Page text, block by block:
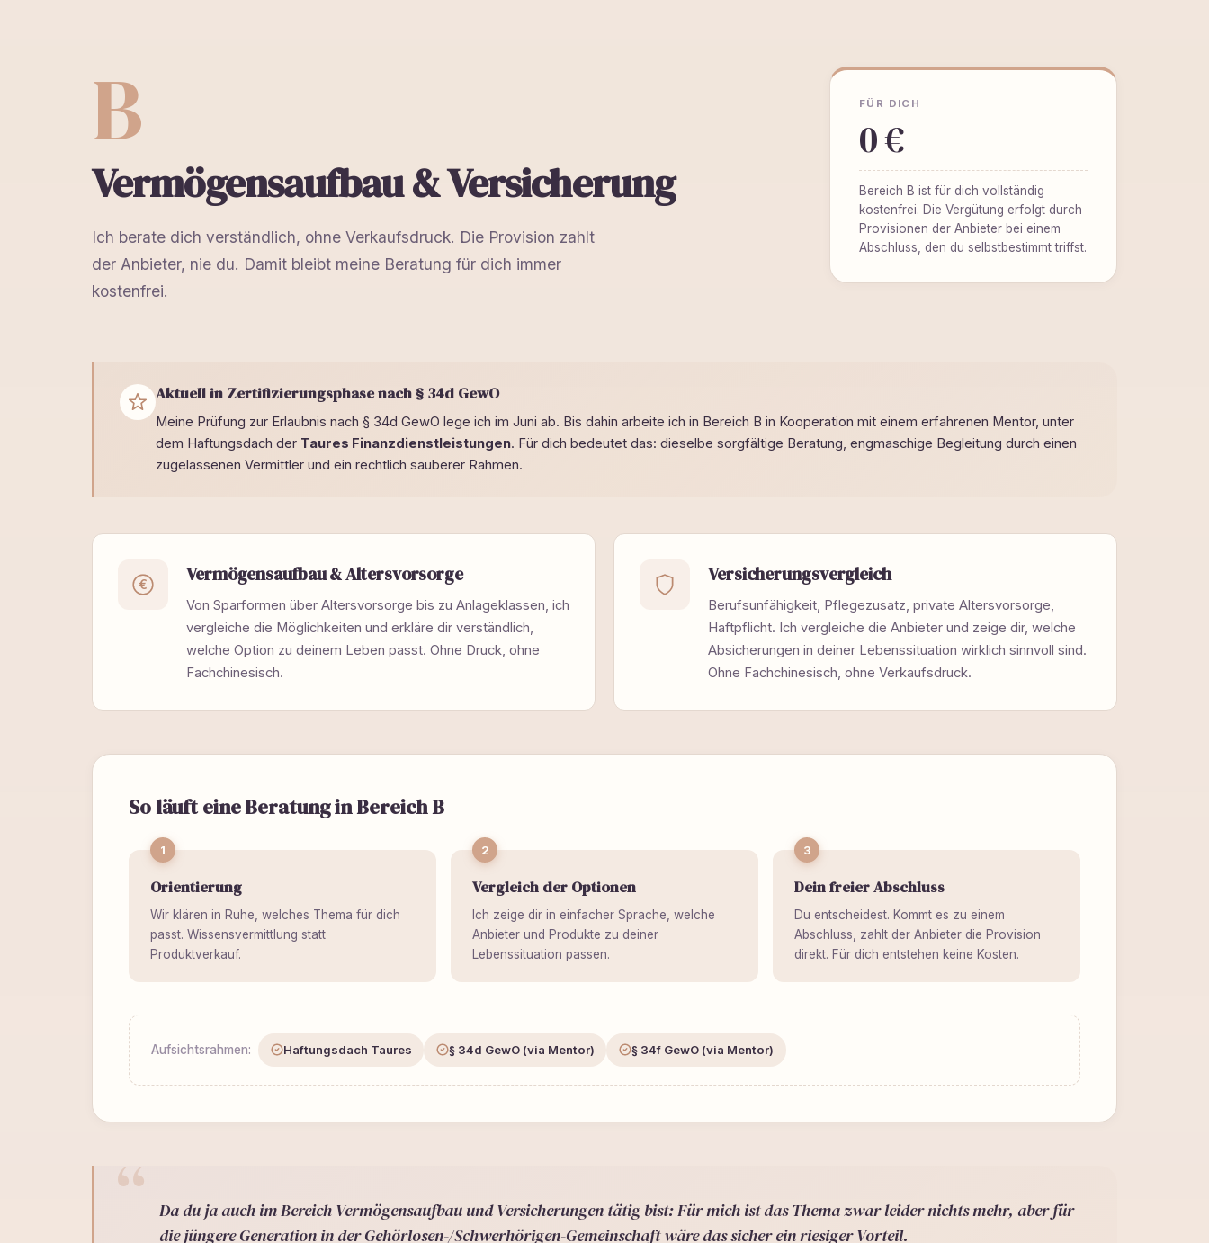
B
Vermögensaufbau & Versicherung
Ich berate dich verständlich, ohne Verkaufsdruck. Die Provision zahlt
der Anbieter, nie du. Damit bleibt meine Beratung für dich immer
kostenfrei.
FÜR DICH
0 €
Bereich B ist für dich vollständig
kostenfrei. Die Vergütung erfolgt durch
Provisionen der Anbieter bei einem
Abschluss, den du selbstbestimmt triffst.
Aktuell in Zertifizierungsphase nach § 34d GewO
Meine Prüfung zur Erlaubnis nach § 34d GewO lege ich im Juni ab. Bis dahin arbeite ich in Bereich B in Kooperation mit einem erfahrenen Mentor, unter
dem Haftungsdach der Taures Finanzdienstleistungen. Für dich bedeutet das: dieselbe sorgfältige Beratung, engmaschige Begleitung durch einen
zugelassenen Vermittler und ein rechtlich sauberer Rahmen.
€ Vermögensaufbau & Altersvorsorge
Von Sparformen über Altersvorsorge bis zu Anlageklassen, ich
vergleiche die Möglichkeiten und erkläre dir verständlich,
welche Option zu deinem Leben passt. Ohne Druck, ohne
Fachchinesisch.
Versicherungsvergleich
Berufsunfähigkeit, Pflegezusatz, private Altersvorsorge,
Haftpflicht. Ich vergleiche die Anbieter und zeige dir, welche
Absicherungen in deiner Lebenssituation wirklich sinnvoll sind.
Ohne Fachchinesisch, ohne Verkaufsdruck.
So läuft eine Beratung in Bereich B
1
Orientierung
Wir klären in Ruhe, welches Thema für dich
passt. Wissensvermittlung statt
Produktverkauf.
2
Vergleich der Optionen
Ich zeige dir in einfacher Sprache, welche
Anbieter und Produkte zu deiner
Lebenssituation passen.
3
Dein freier Abschluss
Du entscheidest. Kommt es zu einem
Abschluss, zahlt der Anbieter die Provision
direkt. Für dich entstehen keine Kosten.
Aufsichtsrahmen: Haftungsdach Taures § 34d GewO (via Mentor) § 34f GewO (via Mentor)
Da du ja auch im Bereich Vermögensaufbau und Versicherungen tätig bist: Für mich ist das Thema zwar leider nichts mehr, aber für
die jüngere Generation in der Gehörlosen-/Schwerhörigen-Gemeinschaft wäre das sicher ein riesiger Vorteil.